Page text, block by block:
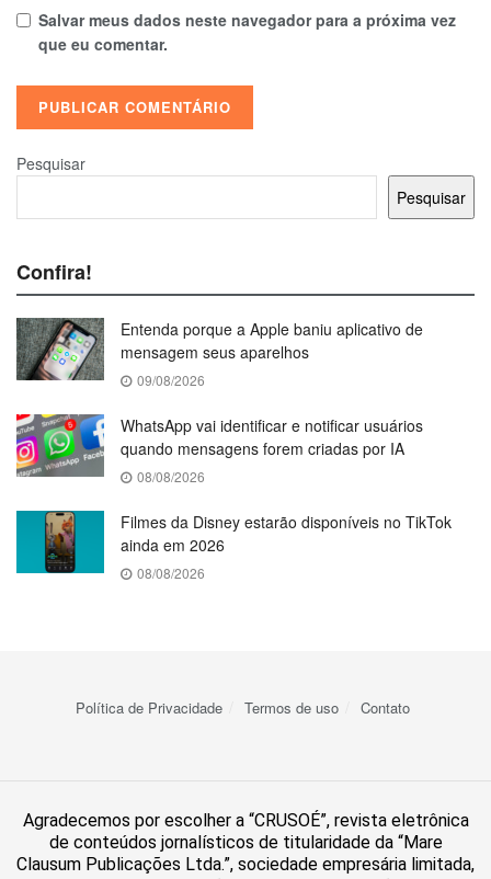
Salvar meus dados neste navegador para a próxima vez
que eu comentar.
Pesquisar
Pesquisar
Confira!
Entenda porque a Apple baniu aplicativo de
mensagem seus aparelhos
09/08/2026
WhatsApp vai identificar e notificar usuários
quando mensagens forem criadas por IA
08/08/2026
Filmes da Disney estarão disponíveis no TikTok
ainda em 2026
08/08/2026
Política de Privacidade Termos de uso Contato
Agradecemos por escolher a “CRUSOÉ”, revista eletrônica
de conteúdos jornalísticos de titularidade da “Mare
Clausum Publicações Ltda.”, sociedade empresária limitada,